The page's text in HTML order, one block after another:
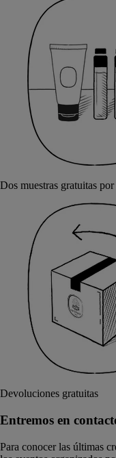
Dos muestras gratuitas
Devoluciones gratuitas
Entremos en
Para conocer las últimas